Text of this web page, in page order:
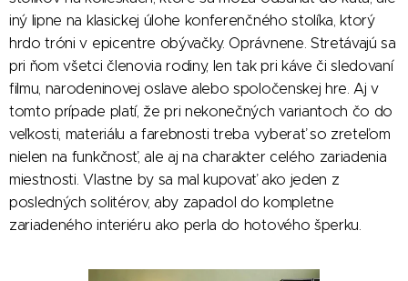
iný lipne na klasickej úlohe konferenčného stolíka, ktorý
hrdo tróni v epicentre obývačky. Oprávnene. Stretávajú sa
pri ňom všetci členovia rodiny, len tak pri káve či sledovaní
filmu, narodeninovej oslave alebo spoločenskej hre. Aj v
tomto prípade platí, že pri nekonečných variantoch čo do
veľkosti, materiálu a farebnosti treba vyberať so zreteľom
nielen na funkčnosť, ale aj na charakter celého zariadenia
miestnosti. Vlastne by sa mal kupovať ako jeden z
posledných solitérov, aby zapadol do kompletne
zariadeného interiéru ako perla do hotového šperku.